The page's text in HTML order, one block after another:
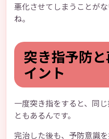
悪化させてしまうことが
ね。
突き指予防
イント
一度突き指をすると、同
ともあるんです。
完治した後も、予防意識